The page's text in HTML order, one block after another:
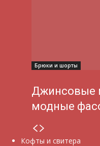
Брюки и шорты
Джинсовые
модные
Кофты и свитера